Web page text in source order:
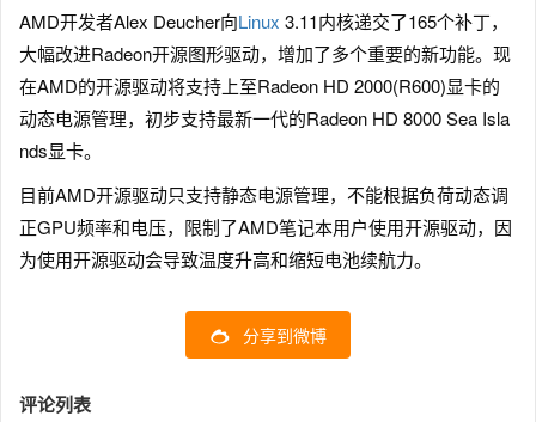
AMD开发者Alex Deucher向Linux 3.11内核递交了165个补丁，
大幅改进Radeon开源图形驱动，增加了多个重要的新功能。现
在AMD的开源驱动将支持上至Radeon HD 2000(R600)显卡的
动态电源管理，初步支持最新一代的Radeon HD 8000 Sea Isla
nds显卡。
目前AMD开源驱动只支持静态电源管理，不能根据负荷动态调
正GPU频率和电压，限制了AMD笔记本用户使用开源驱动，因
为使用开源驱动会导致温度升高和缩短电池续航力。
分享到微博
评论列表